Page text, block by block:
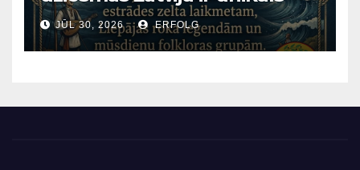
fenomens?
JŪL 30, 2026 ERFOLG